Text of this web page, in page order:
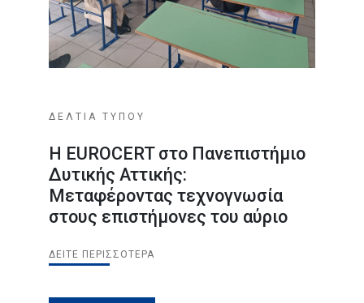
ΔΕΛΤΙΑ ΤΥΠΟΥ
Η EUROCERT στο Πανεπιστήμιο
Δυτικής Αττικής:
Μεταφέροντας τεχνογνωσία
στους επιστήμονες του αύριο
ΔΕΊΤΕ ΠΕΡΙΣΣΌΤΕΡΑ